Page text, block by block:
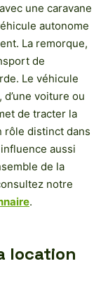
une caravane
autonome
La remorque,
de
Le véhicule
d’une voiture ou
de tracter la
rôle distinct dans
aussi
de la
notre
.
location